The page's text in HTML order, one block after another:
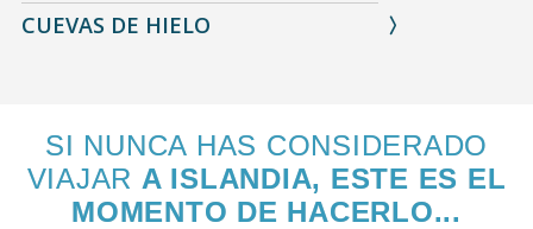
CUEVAS DE HIELO
SI NUNCA HAS CONSIDERADO
VIAJAR A ISLANDIA, ESTE ES EL
MOMENTO DE HACERLO...